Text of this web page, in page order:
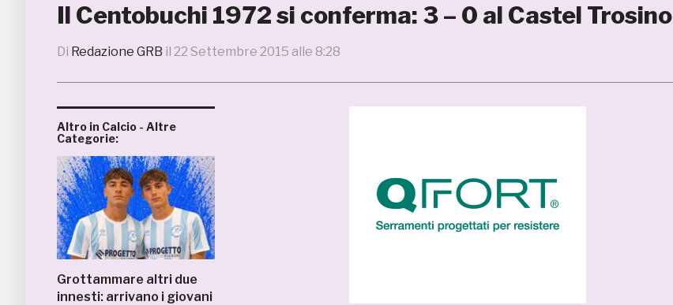
Il Centobuchi 1972 si conferma: 3 – 0 al Castel Trosino
Di Redazione GRB il 22 Settembre 2015 alle 8:28
Altro in Calcio - Altre
Categorie:
Grottammare altri due
innesti: arrivano i giovani